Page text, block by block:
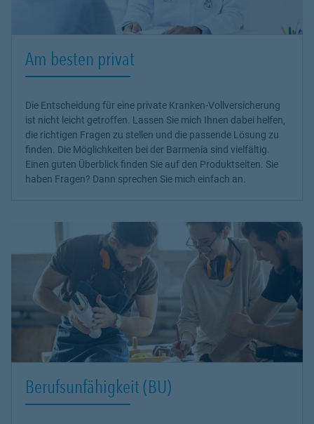
Am besten privat
Die Entscheidung für eine private Kranken-Vollversicherung
ist nicht leicht getroffen. Lassen Sie mich Ihnen dabei helfen,
die richtigen Fragen zu stellen und die passende Lösung zu
finden. Die Möglichkeiten bei der Barmenia sind vielfältig.
Einen guten Überblick finden Sie auf den Produktseiten. Sie
haben Fragen? Dann sprechen Sie mich einfach an.
Berufsunfähigkeit (BU)